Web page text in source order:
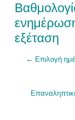
εξέταση
← Επιλογή